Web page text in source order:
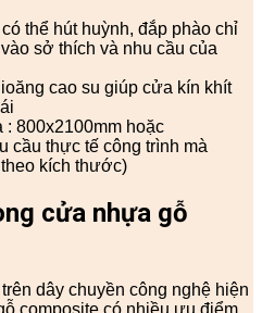
thể hút huỳnh, đắp phào chỉ
sở thích và nhu cầu của
cao su giúp cửa kín khít
800x2100mm hoặc
cầu thực tế công trình mà
kích thước)
cửa nhựa gỗ
dây chuyền công nghệ hiện
composite có nhiều ưu điểm